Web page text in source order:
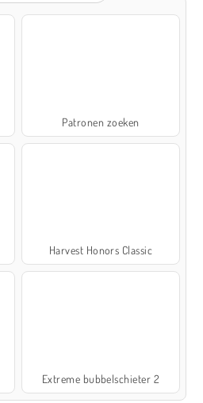
Patronen zoeken
Harvest Honors Classic
Extreme bubbelschieter 2